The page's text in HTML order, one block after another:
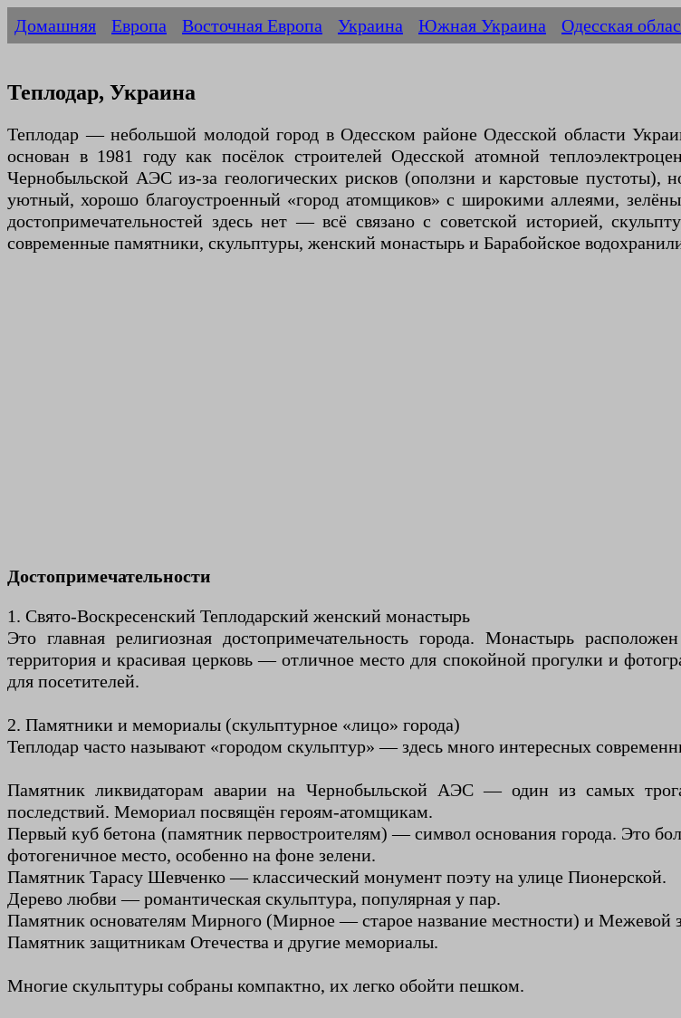
Домашняя Европа Восточная Европа Украина Южная Украина Одесская
Теплодар, Украина
Теплодар — небольшой молодой город в Одесском районе Одесской области
основан в 1981 году как посёлок строителей Одесской атомной
Чернобыльской АЭС из-за геологических рисков (оползни и карстовые пустоты),
уютный, хорошо благоустроенный «город атомщиков» с широкими аллеями,
достопримечательностей здесь нет — всё связано с советской историей,
современные памятники, скульптуры, женский монастырь и Барабойское
Достопримечательности
1. Свято-Воскресенский Теплодарский женский монастырь
Это главная религиозная достопримечательность города. Монастырь
территория и красивая церковь — отличное место для спокойной прогулки и
для посетителей.
2. Памятники и мемориалы (скульптурное «лицо» города)
Теплодар часто называют «городом скульптур» — здесь много интересных
Памятник ликвидаторам аварии на Чернобыльской АЭС — один из самых
последствий. Мемориал посвящён героям-атомщикам.
Первый куб бетона (памятник первостроителям) — символ основания города. Это
фотогеничное место, особенно на фоне зелени.
Памятник Тарасу Шевченко — классический монумент поэту на улице Пионерской.
Дерево любви — романтическая скульптура, популярная у пар.
Памятник основателям Мирного (Мирное — старое название местности) и Межевой
Памятник защитникам Отечества и другие мемориалы.
Многие скульптуры собраны компактно, их легко обойти пешком.